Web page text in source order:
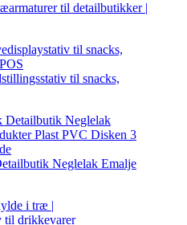
til detailbutikker |
til snacks,
Neglelak Emalje